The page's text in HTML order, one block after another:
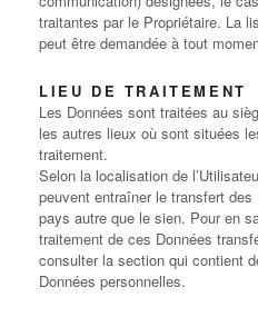
traitantes par le Propriétaire. La
peut être demandée à tout
LIEU DE TRAITEMENT
Les Données sont traitées au
les autres lieux où sont situées
traitement.
Selon la localisation de
peuvent entraîner le transfert
pays autre que le sien. Pour en
traitement de ces Données
consulter la section qui contient
Données personnelles.